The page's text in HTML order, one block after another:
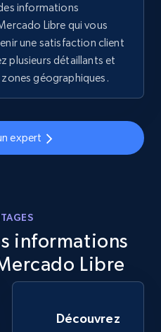
Commencer
using
Root category, and
from shops on eBay
name, Seller rating,
Root category, and
informations
Libre qui vous
une satisfaction client
plusieurs détaillants et
zones géographiques.
expert
informations
Libre
Découvrez